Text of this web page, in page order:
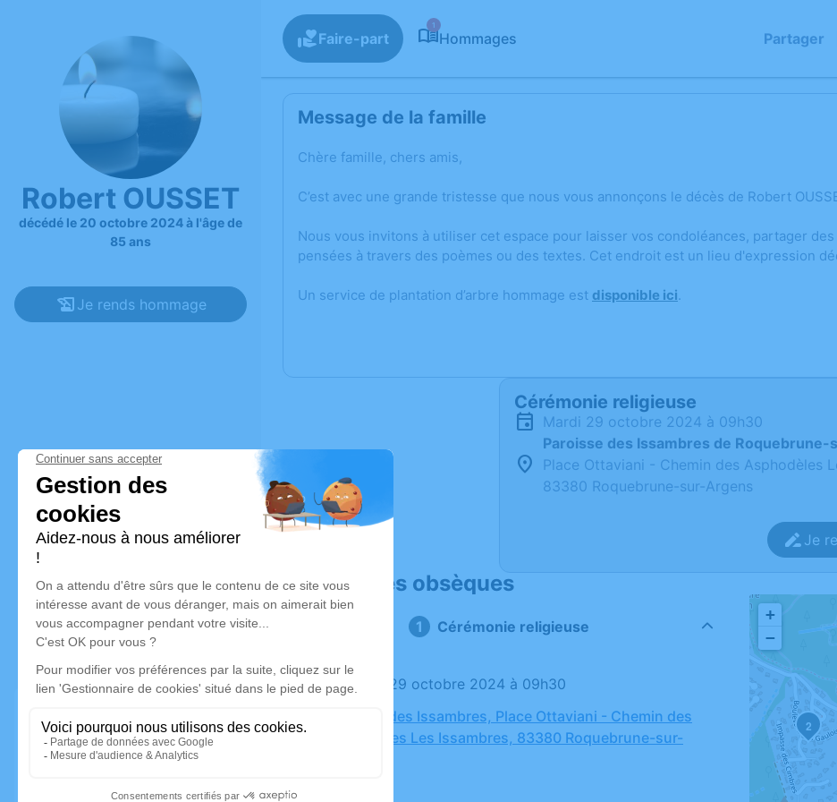
Robert OUSSET
décédé le 20 octobre 2024 à l'âge de
85 ans
Je rends hommage
Faire-part
1
Hommages Partager
Message de la famille
Chère famille, chers amis,
C’est avec une grande tristesse que nous vous annonçons le décès de Robert
Nous vous invitons à utiliser cet espace pour laisser vos condoléances, partager
pensées à travers des poèmes ou des textes. Cet endroit est un lieu d'expression
Un service de plantation d’arbre hommage est disponible ici.
Cérémonie religieuse
mardi 29 octobre 2024 à 09h30
Paroisse des Issambres de
Place Ottaviani - Chemin des Asphodèles
83380 Roquebrune-sur-Argens
Je
Déroulé des obsèques
Cérémonie religieuse
Le mardi 29 octobre 2024 à 09h30
Paroisse des Issambres, Place Ottaviani - Chemin des
Asphodèles Les Issambres, 83380 Roquebrune-sur-
2
+
−